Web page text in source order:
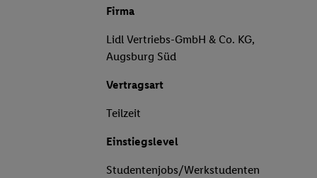
Firma
Lidl Vertriebs-GmbH & Co. KG,
Augsburg Süd
Vertragsart
Teilzeit
Einstiegslevel
Studentenjobs/Werkstudenten